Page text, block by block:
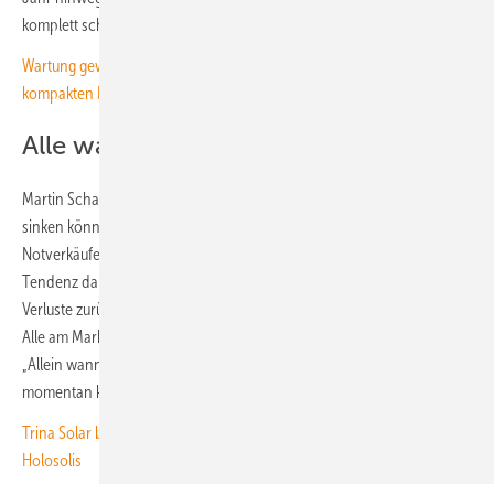
komplett schwarzen Module aber nur leicht um 3,8 Prozent gesunken.
Wartung gewinnt an Bedeutung – holen Sie sich das Fachwissen im
kompakten Format
Alle warten auf Preiskorrekturen
Martin Schachinger geht davon aus, dass die Modulpreise kaum noch
sinken können. „Einzelne Ausreißer nach unten resultieren aus
Notverkäufen und Lagerbereinigungen und stellen keine echte
Tendenz dar“, betont er. Schachinger führt dies auf die horrenden
Verluste zurück, die asiatische Hersteller bereits seit Jahren machen.
Alle am Markt warten auf eine allgemeine Preiskorrektur nach oben.
„Allein wann und durch welche Mechanismen diese kommt, weiß
momentan keiner“, betont Schachinger.
Trina Solar beteiligt sich am Bau der europäischen Gigawattfabrik von
Holosolis